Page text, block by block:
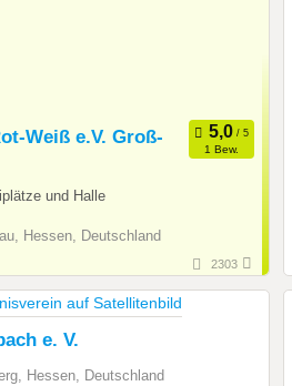
Weiß e.V. Groß-
1 Bew.
und Halle
Hessen, Deutschland
2303
e. V.
Hessen, Deutschland